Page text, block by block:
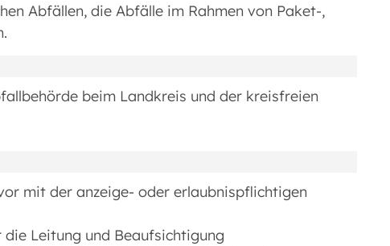
Abfällen, die Abfälle im Rahmen von Paket-,
beim Landkreis und der kreisfreien
mit der anzeige- oder erlaubnispflichtigen
Leitung und Beaufsichtigung